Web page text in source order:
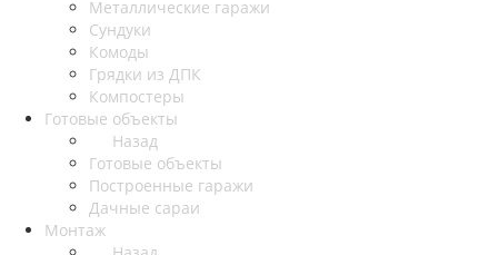
Металлические гаражи
Сундуки
Комоды
Грядки из ДПК
Компостеры
Готовые объекты
Назад
Готовые объекты
Построенные гаражи
Дачные сараи
Монтаж